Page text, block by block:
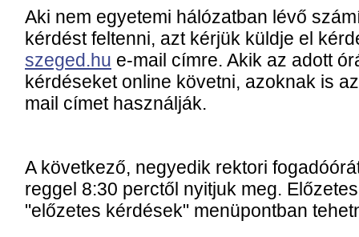
Aki nem egyetemi hálózatban lévő
kérdést feltenni, azt kérjük küldje el
szeged.hu e-mail címre. Akik az adott
kérdéseket online követni, azoknak is
mail címet használják.
A következő, negyedik rektori
reggel 8:30 perctől nyitjuk meg.
"előzetes kérdések" menüpontban